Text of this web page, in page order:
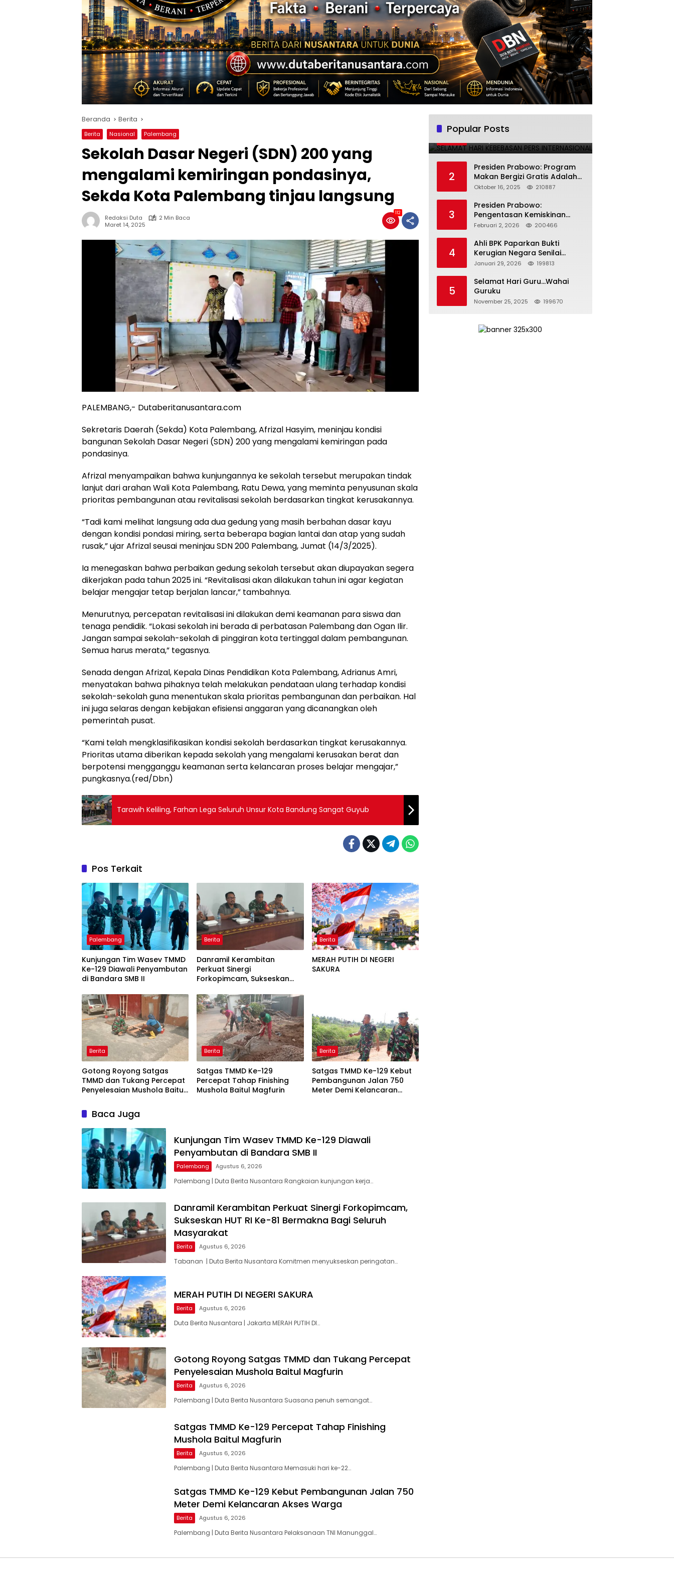
Beranda Berita
Berita Nasional Palembang
Sekolah Dasar Negeri (SDN) 200 yang
mengalami kemiringan pondasinya,
Sekda Kota Palembang tinjau langsung
Redaksi Duta
2 Min Baca
Maret 14, 2025
112
PALEMBANG,- Dutaberitanusantara.com
Sekretaris Daerah (Sekda) Kota Palembang, Afrizal Hasyim, meninjau kondisi
bangunan Sekolah Dasar Negeri (SDN) 200 yang mengalami kemiringan pada
pondasinya.
Afrizal menyampaikan bahwa kunjungannya ke sekolah tersebut merupakan tindak
lanjut dari arahan Wali Kota Palembang, Ratu Dewa, yang meminta penyusunan skala
prioritas pembangunan atau revitalisasi sekolah berdasarkan tingkat kerusakannya.
“Tadi kami melihat langsung ada dua gedung yang masih berbahan dasar kayu
dengan kondisi pondasi miring, serta beberapa bagian lantai dan atap yang sudah
rusak,” ujar Afrizal seusai meninjau SDN 200 Palembang, Jumat (14/3/2025).
Ia menegaskan bahwa perbaikan gedung sekolah tersebut akan diupayakan segera
dikerjakan pada tahun 2025 ini. “Revitalisasi akan dilakukan tahun ini agar kegiatan
belajar mengajar tetap berjalan lancar,” tambahnya.
Menurutnya, percepatan revitalisasi ini dilakukan demi keamanan para siswa dan
tenaga pendidik. “Lokasi sekolah ini berada di perbatasan Palembang dan Ogan Ilir.
Jangan sampai sekolah-sekolah di pinggiran kota tertinggal dalam pembangunan.
Semua harus merata,” tegasnya.
Senada dengan Afrizal, Kepala Dinas Pendidikan Kota Palembang, Adrianus Amri,
menyatakan bahwa pihaknya telah melakukan pendataan ulang terhadap kondisi
sekolah-sekolah guna menentukan skala prioritas pembangunan dan perbaikan. Hal
ini juga selaras dengan kebijakan efisiensi anggaran yang dicanangkan oleh
pemerintah pusat.
“Kami telah mengklasifikasikan kondisi sekolah berdasarkan tingkat kerusakannya.
Prioritas utama diberikan kepada sekolah yang mengalami kerusakan berat dan
berpotensi mengganggu keamanan serta kelancaran proses belajar mengajar,”
pungkasnya.(red/Dbn)
Tarawih Keliling, Farhan Lega Seluruh Unsur Kota Bandung Sangat Guyub
Pos Terkait
Palembang
Kunjungan Tim Wasev TMMD
Ke-129 Diawali Penyambutan
di Bandara SMB II
Berita
Danramil Kerambitan
Perkuat Sinergi
Forkopimcam, Sukseskan
Seluruh Masyarakat
Berita
MERAH PUTIH DI NEGERI
SAKURA
Berita
Gotong Royong Satgas
TMMD dan Tukang Percepat
Penyelesaian Mushola Baitul
Berita
Satgas TMMD Ke-129
Percepat Tahap Finishing
Mushola Baitul Magfurin
Berita
Satgas TMMD Ke-129 Kebut
Pembangunan Jalan 750
Meter Demi Kelancaran
Baca Juga
Kunjungan Tim Wasev TMMD Ke-129 Diawali
Penyambutan di Bandara SMB II
Palembang Agustus 6, 2026
Palembang | Duta Berita Nusantara Rangkaian kunjungan kerja…
Danramil Kerambitan Perkuat Sinergi Forkopimcam,
Sukseskan HUT RI Ke-81 Bermakna Bagi Seluruh
Masyarakat
Berita Agustus 6, 2026
Tabanan | Duta Berita Nusantara Komitmen menyukseskan peringatan…
MERAH PUTIH DI NEGERI SAKURA
Berita Agustus 6, 2026
Duta Berita Nusantara | Jakarta MERAH PUTIH DI…
Gotong Royong Satgas TMMD dan Tukang Percepat
Penyelesaian Mushola Baitul Magfurin
Berita Agustus 6, 2026
Palembang | Duta Berita Nusantara Suasana penuh semangat…
Satgas TMMD Ke-129 Percepat Tahap Finishing
Mushola Baitul Magfurin
Berita Agustus 6, 2026
Palembang | Duta Berita Nusantara Memasuki hari ke-22…
Satgas TMMD Ke-129 Kebut Pembangunan Jalan 750
Meter Demi Kelancaran Akses Warga
Berita Agustus 6, 2026
Palembang | Duta Berita Nusantara Pelaksanaan TNI Manunggal…
Popular Posts
1
INTERNASIONAL
Mei 3, 2025 224689
2
Presiden Prabowo: Program
Makan Bergizi Gratis Adalah
Investasi untuk Masa Depan
Oktober 16, 2025 210887
3
Presiden Prabowo:
Pengentasan Kemiskinan
Butuh Persatuan dan
Bertanggung Jawab
Februari 2, 2026 200466
4
Ahli BPK Paparkan Bukti
Kerugian Negara Senilai
Rp285 Triliun dalam
Pertamina
Januari 29, 2026 199813
5
Selamat Hari Guru…Wahai
Guruku
November 25, 2025 199670